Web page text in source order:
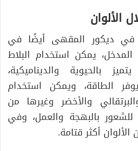
الألوان
في ديكور المقهى أيضًا في
المدخل، يمكن استخدام البلاط
بالحيوية والديناميكية،
الطاقة، ويمكن استخدام
والأخضر وغيرها من
للشعور بالبهجة والعمل، وفي
الألوان أكثر قتامة.